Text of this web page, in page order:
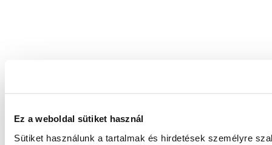
Ez a weboldal sütiket használ
Sütiket használunk a tartalmak és hirdetések személyre